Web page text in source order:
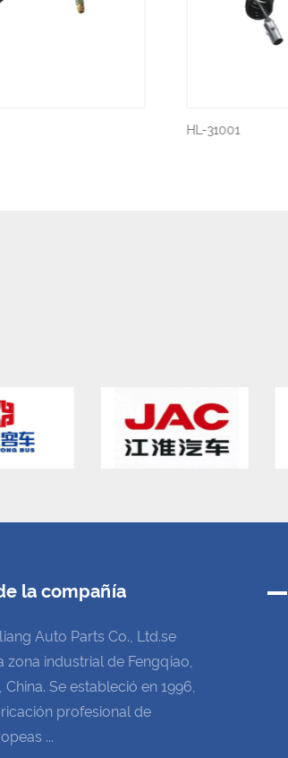
HL-30003
la compañía
Auto Parts Co., Ltd.se
zona industrial de Fengqiao,
Se estableció en 1996,
profesional de
...